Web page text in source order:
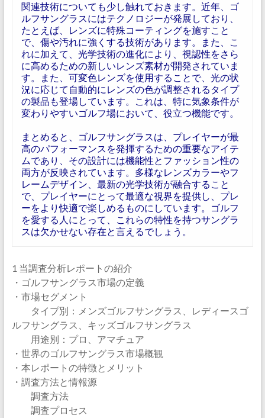
関連技術についても少し触れておきます。近年、ゴ
ルフサングラスにはテクノロジーが発展しており、
たとえば、レンズに特殊コーティングを施すこと
で、傷や汚れに強くする技術があります。また、こ
れに加えて、光学技術の進化により、視認性をさら
に高めるための新しいレンズ素材が開発されていま
す。また、可変色レンズを使用することで、光の状
況に応じて自動的にレンズの色が調整されるタイプ
の製品も登場しています。これは、特に気象条件が
変わりやすいゴルフ場において、役立つ機能です。
まとめると、ゴルフサングラスは、プレイヤーが最
高のパフォーマンスを発揮するための重要なアイテ
ムであり、その設計には機能性とファッション性の
両方が反映されています。多様なレンズカラーやフ
レームデザイン、最新の光学技術が融合すること
で、プレイヤーにとって最適な視界を提供し、プレ
ーをより快適で楽しめるものにしています。ゴルフ
を愛する人にとって、これらの特性を持つサングラ
スは欠かせない存在と言えるでしょう。
1 当調査分析レポートの紹介
・ゴルフサングラス市場の定義
・市場セグメント
タイプ別：メンズゴルフサングラス、レディースゴ
ルフサングラス、キッズゴルフサングラス
用途別：プロ、アマチュア
・世界のゴルフサングラス市場概観
・本レポートの特徴とメリット
・調査方法と情報源
調査方法
調査プロセス